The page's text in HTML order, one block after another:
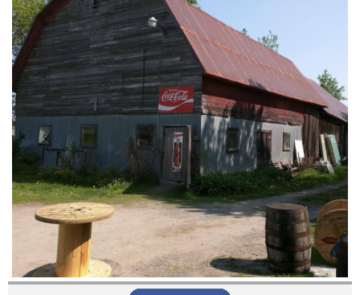
Portes
Fenêtres
Chaises
Contact
Contactez nous!